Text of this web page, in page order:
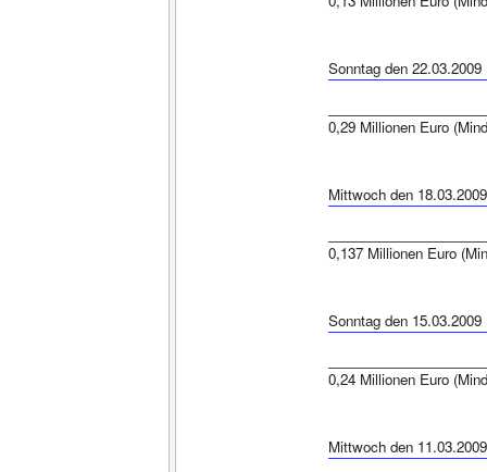
Sonntag den 22.03.2009
0,29 Millionen Euro
Mittwoch den 18.03.2009
0,137 Millionen Euro
Sonntag den 15.03.2009
0,24 Millionen Euro
Mittwoch den 11.03.2009